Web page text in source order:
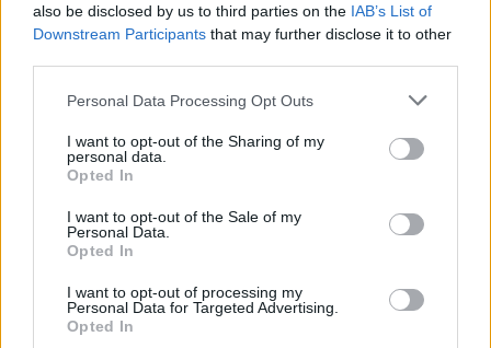
also be disclosed by us to third parties on the IAB’s List of
Downstream Participants that may further disclose it to other
Personal Data Processing Opt Outs
I want to opt-out of the Sharing of my
personal data.
Opted In
I want to opt-out of the Sale of my
Personal Data.
Opted In
I want to opt-out of processing my
Personal Data for Targeted Advertising.
Opted In
magyarérettségi 2019
magyar érettségi 2019
magyar érettségi 2019 érvelés
érettségi megoldások 2019
magyar nyelv és irodalom érettségi 2019
magyar érettségi megoldások 2019
középszintű magyar érettségi 2019
magyar érettségi megoldás 2019 érvelés